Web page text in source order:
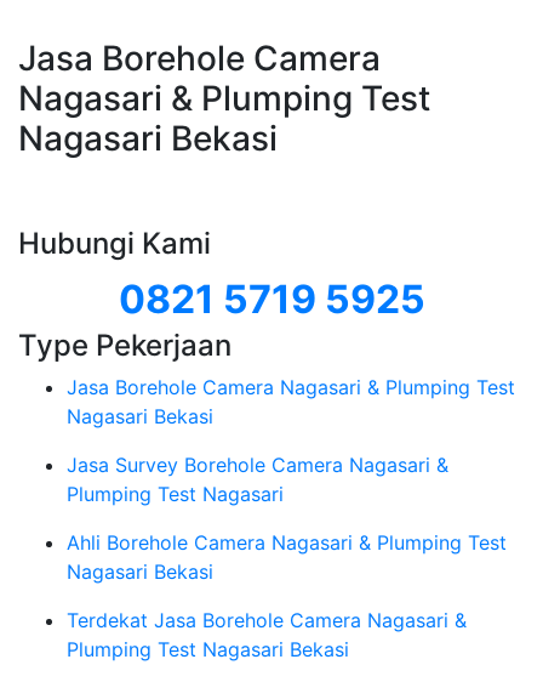
Jasa Borehole Camera
Nagasari & Plumping Test
Nagasari Bekasi
Hubungi Kami
0821 5719 5925
Type Pekerjaan
Jasa Borehole Camera Nagasari & Plumping Test
Nagasari Bekasi
Jasa Survey Borehole Camera Nagasari &
Plumping Test Nagasari
Ahli Borehole Camera Nagasari & Plumping Test
Nagasari Bekasi
Terdekat Jasa Borehole Camera Nagasari &
Plumping Test Nagasari Bekasi